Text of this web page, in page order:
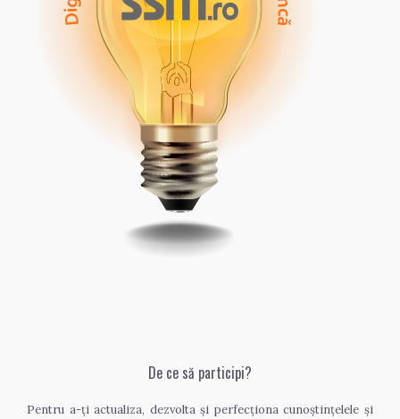
De ce să participi?
Pentru a-ți actualiza, dezvolta și perfecționa cunoștințelele și